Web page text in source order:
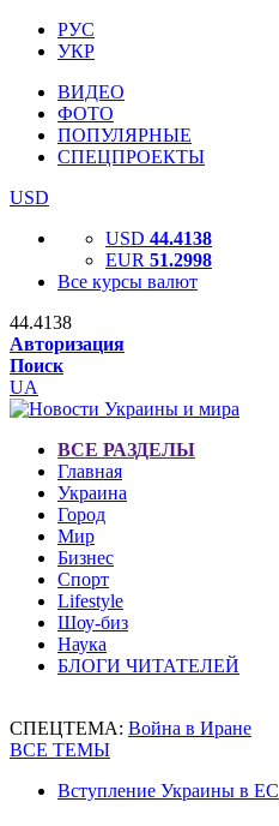
РУС
УКР
ВИДЕО
ФОТО
ПОПУЛЯРНЫЕ
СПЕЦПРОЕКТЫ
USD
USD 44.4138
EUR 51.2998
Все курсы валют
44.4138
Авторизация
Поиск
UA
ВСЕ РАЗДЕЛЫ
Главная
Украина
Город
Мир
Бизнес
Спорт
Lifestyle
Шоу-биз
Наука
БЛОГИ ЧИТАТЕЛЕЙ
СПЕЦТЕМА: Война в Иране
ВСЕ ТЕМЫ
Вступление Украины в ЕС